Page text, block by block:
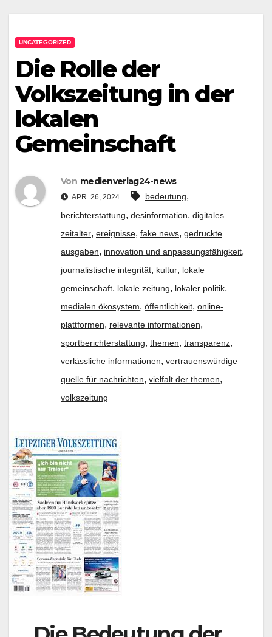
UNCATEGORIZED
Die Rolle der
Volkszeitung in der
lokalen
Gemeinschaft
Von medienverlag24-news
APR. 26, 2024 bedeutung,
berichterstattung, desinformation, digitales
zeitalter, ereignisse, fake news, gedruckte
ausgaben, innovation und anpassungsfähigkeit,
journalistische integrität, kultur, lokale
gemeinschaft, lokale zeitung, lokaler politik,
medialen ökosystem, öffentlichkeit, online-
plattformen, relevante informationen,
sportberichterstattung, themen, transparenz,
verlässliche informationen, vertrauenswürdige
quelle für nachrichten, vielfalt der themen,
volkszeitung